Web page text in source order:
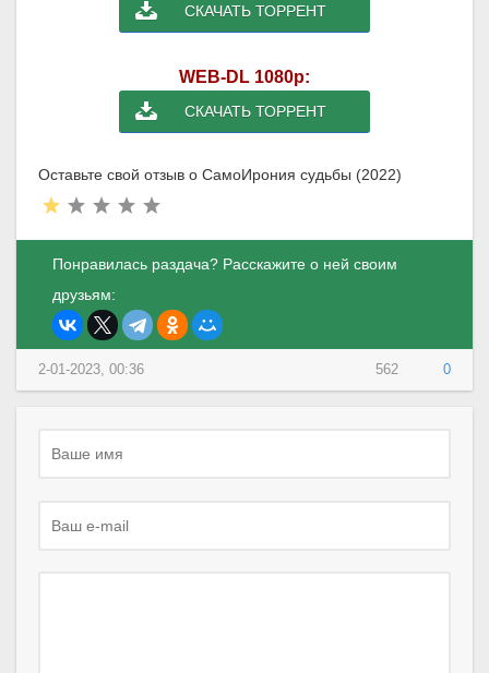
СКАЧАТЬ ТОРРЕНТ
WEB-DL 1080p:
СКАЧАТЬ ТОРРЕНТ
Оставьте свой отзыв о СамоИрония судьбы (2022)
Понравилась раздача? Расскажите о ней своим
друзьям:
562 0
2-01-2023, 00:36